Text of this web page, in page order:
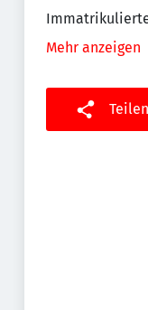
Mehr anzeigen
Teilen